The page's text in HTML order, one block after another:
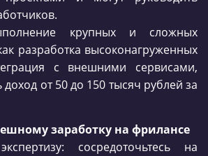
крупных и сложных
разработка высоконагруженных
с внешними сервисами,
от 50 до 150 тысяч рублей за
заработку на фрилансе
сосредоточьтесь на